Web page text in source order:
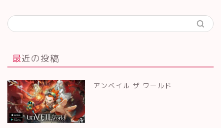
最近の投稿
アンベイル ザ ワールド